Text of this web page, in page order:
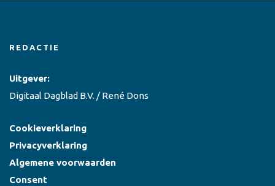
REDACTIE
Uitgever:
Digitaal Dagblad B.V. / René Dons
Cookieverklaring
Privacyverklaring
Algemene voorwaarden
Consent